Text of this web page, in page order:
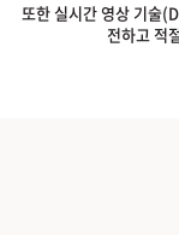
또한 실시간 영상 기술
전하고 적